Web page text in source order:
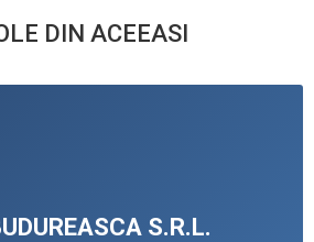
DIN ACEEASI